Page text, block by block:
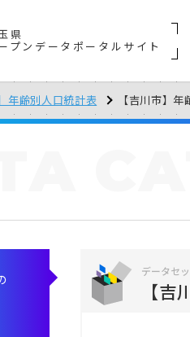
県
プンデータポータルサイト
年齢別人口統計表 【吉川市】
データセ
【